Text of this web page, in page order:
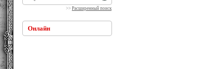
>> Расширенный поиск
Онлайн